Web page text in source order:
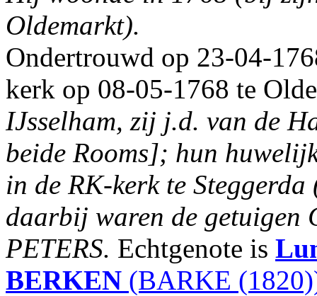
Oldemarkt).
Ondertrouwd op 23-04-
kerk op 08-05-1768 te
IJsselham, zij j.d. van de
beide Rooms]; hun
in de RK-kerk te
daarbij waren de getuigen
PETERS. Echtgenote is
BERKEN (BARKE